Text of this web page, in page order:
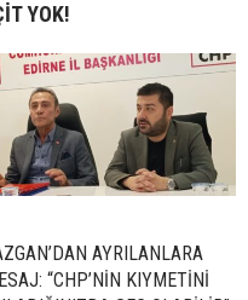
YOK!
AYRILANLARA
“CHP’NİN KIYMETİNİ